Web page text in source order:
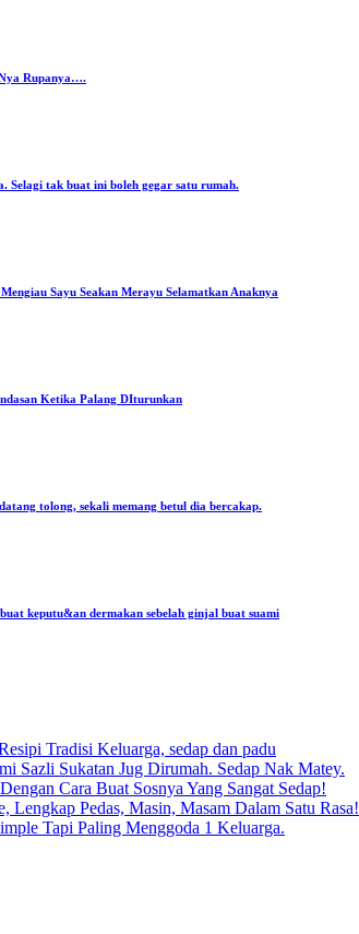
Rupanya….
Selagi tak buat ini boleh gegar satu rumah.
Sayu Seakan Merayu Selamatkan Anaknya
Ketika Palang DIturunkan
tolong, sekali memang betul dia bercakap.
keputu&an dermakan sebelah ginjal buat suami
Tradisi Keluarga, sedap dan padu
Sazli Sukatan Jug Dirumah. Sedap Nak Matey.
Cara Buat Sosnya Yang Sangat Sedap!
Lengkap Pedas, Masin, Masam Dalam Satu Rasa!
Tapi Paling Menggoda 1 Keluarga.